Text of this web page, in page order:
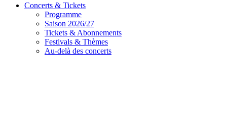
Concerts & Tickets
Programme
Saison 2026/27
Tickets & Abonnements
Festivals & Thèmes
Au-delà des concerts